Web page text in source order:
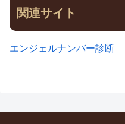
関連サイト
エンジェルナンバー診断